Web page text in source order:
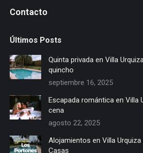
Contacto
Últimos Posts
Quinta privada en Villa
quincho
septiembre 16, 2025
Escapada romántica en Villa
cena
agosto 22, 2025
Alojamientos en Villa
Casas